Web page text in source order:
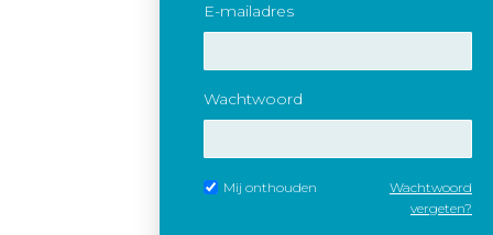
E-mailadres
Wachtwoord
Mij onthouden
Wachtwoord
vergeten?